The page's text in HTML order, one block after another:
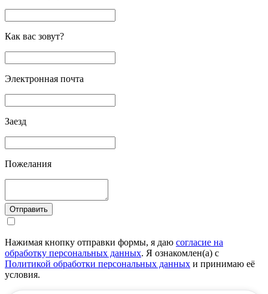
Как вас зовут?
Электронная почта
Заезд
Пожелания
Отправить
Нажимая кнопку отправки формы, я даю согласие на
обработку персональных данных. Я ознакомлен(а) с
Политикой обработки персональных данных и принимаю её
условия.